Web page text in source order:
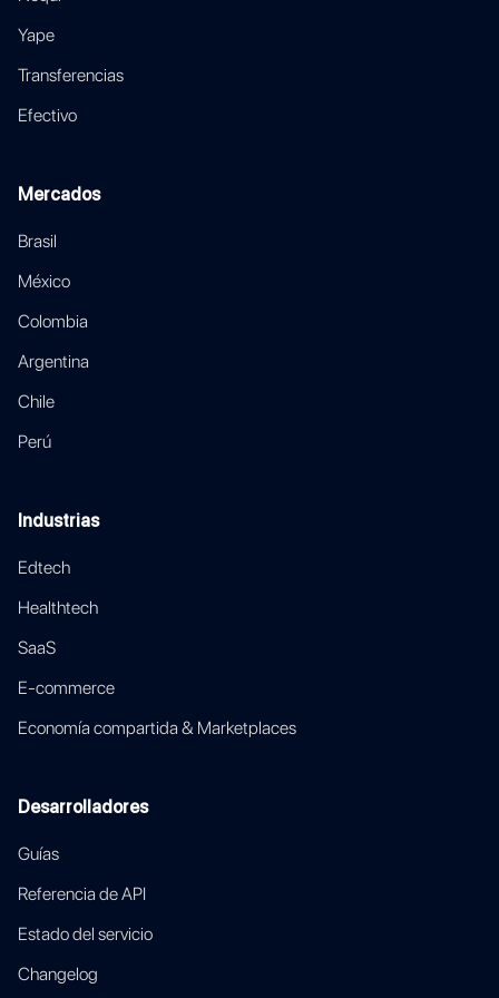
Yape
Transferencias
Efectivo
Mercados
Brasil
México
Colombia
Argentina
Chile
Perú
Industrias
Edtech
Healthtech
SaaS
E-commerce
Economía compartida & Marketplaces
Desarrolladores
Guías
Referencia de API
Estado del servicio
Changelog